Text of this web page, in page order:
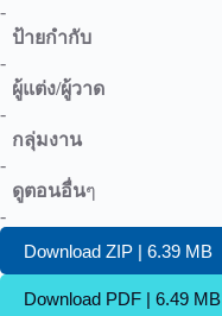
-
ป้ายกำกับ
-
ผู้แต่ง/ผู้วาด
-
กลุ่มงาน
-
ดูตอนอื่นๆ
-
Download ZIP | 6.39 MB
Download PDF | 6.49 MB